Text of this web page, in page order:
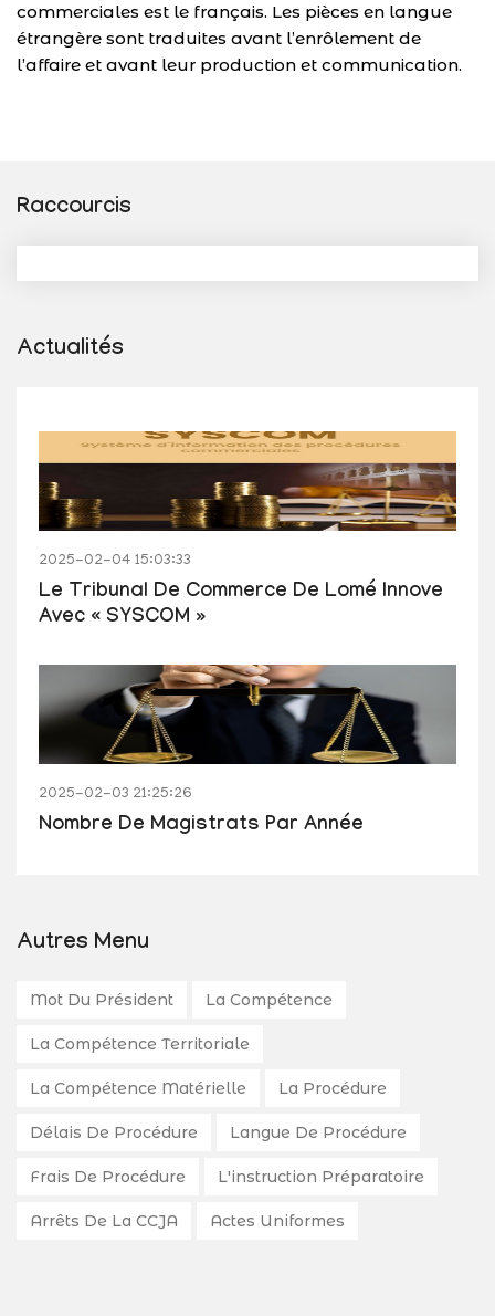
commerciales est le français. Les pièces en langue
étrangère sont traduites avant l’enrôlement de
l’affaire et avant leur production et communication.
Raccourcis
Actualités
2025-02-04 15:03:33
Le Tribunal De Commerce De Lomé Innove
Avec « SYSCOM »
2025-02-03 21:25:26
Nombre De Magistrats Par Année
Autres Menu
Mot Du Président La Compétence
La Compétence Territoriale
La Compétence Matérielle La Procédure
Délais De Procédure Langue De Procédure
Frais De Procédure L'instruction Préparatoire
Arrêts De La CCJA Actes Uniformes